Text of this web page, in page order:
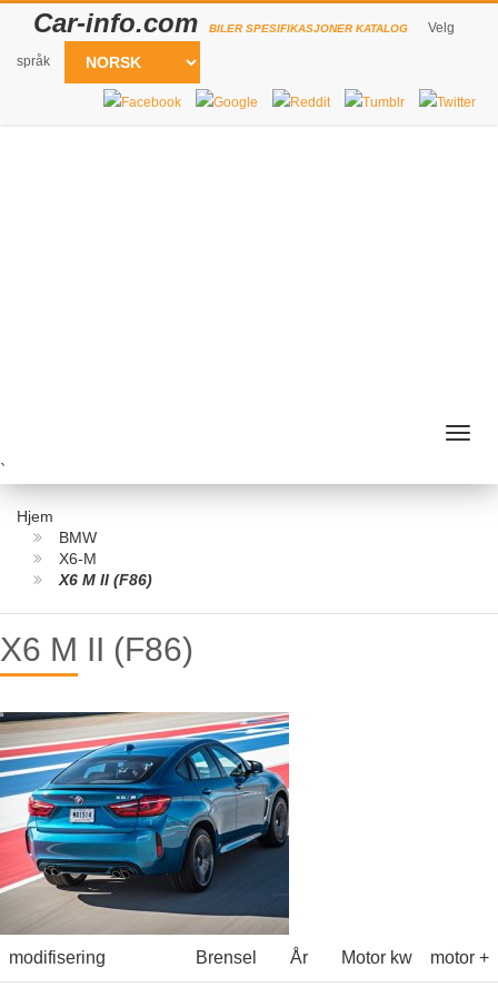
Car-info.com BILER SPESIFIKASJONER KATALOG Velg
språk
`
Hjem
BMW
X6-M
X6 M II (F86)
X6 M II (F86)
modifisering Brensel År Motor kw motor +